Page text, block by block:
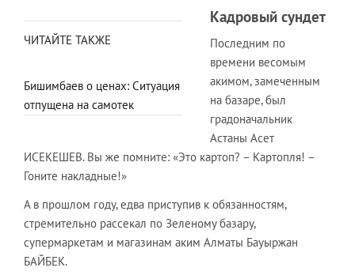
ЧИТАЙТЕ ТАКЖЕ
Бишимбаев о ценах: Ситуация
отпущена на самотек
Кадровый сундет
Последним по
времени весомым
акимом, замеченным
на базаре, был
градоначальник
Астаны Асет
ИСЕКЕШЕВ. Вы же помните: «Это картоп? – Картопля! –
Гоните накладные!»
А в прошлом году, едва приступив к обязанностям,
стремительно рассекал по Зеленому базару,
супермаркетам и магазинам аким Алматы Бауыржан
БАЙБЕК.